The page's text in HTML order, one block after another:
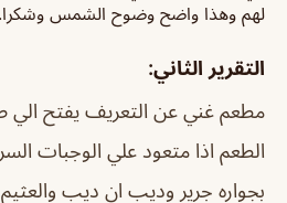
لهم وهذا واضح وضوح الشمس وشكرا.
التقرير الثاني:
مطعم غني عن التعريف يفتح الي
الطعم اذا متعود علي الوجبات
بجواره جرير وديب ان ديب والعثيم